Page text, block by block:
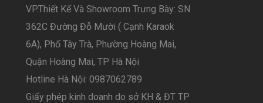
VP.Thiết Kế Và Showroom Trưng Bày: SN
362C Đường Đỗ Mười ( Cạnh Karaok
6A), Phố Tây Trà, Phường Hoàng Mai,
Quận Hoàng Mai, TP Hà Nội
Hotline Hà Nội: 0987062789
Giấy phép kinh doanh do sở KH & ĐT TP